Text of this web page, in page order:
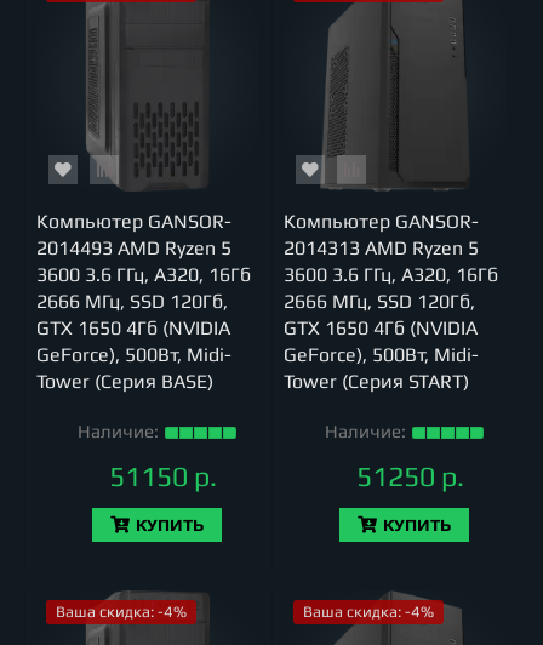
Компьютер GANSOR-
2014493 AMD Ryzen 5
3600 3.6 ГГц, A320, 16Гб
2666 МГц, SSD 120Гб,
GTX 1650 4Гб (NVIDIA
GeForce), 500Вт, Midi-
Tower (Серия BASE)
Наличие:
51150 р.
КУПИТЬ
Компьютер GANSOR-
2014313 AMD Ryzen 5
3600 3.6 ГГц, A320, 16Гб
2666 МГц, SSD 120Гб,
GTX 1650 4Гб (NVIDIA
GeForce), 500Вт, Midi-
Tower (Серия START)
Наличие:
51250 р.
КУПИТЬ
Ваша скидка: -4% Ваша скидка: -4%